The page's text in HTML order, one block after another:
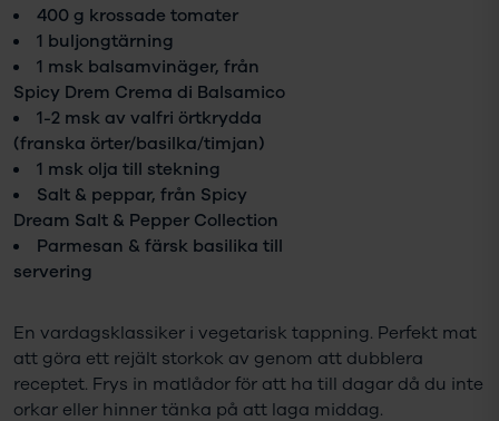
400 g krossade tomater
1 buljongtärning
1 msk balsamvinäger, från
Spicy Drem Crema di Balsamico
1-2 msk av valfri örtkrydda
(franska örter/basilka/timjan)
1 msk olja till stekning
Salt & peppar, från Spicy
Dream Salt & Pepper Collection
Parmesan & färsk basilika till
servering
En vardagsklassiker i vegetarisk tappning. Perfekt mat
att göra ett rejält storkok av genom att dubblera
receptet. Frys in matlådor för att ha till dagar då du inte
orkar eller hinner tänka på att laga middag.